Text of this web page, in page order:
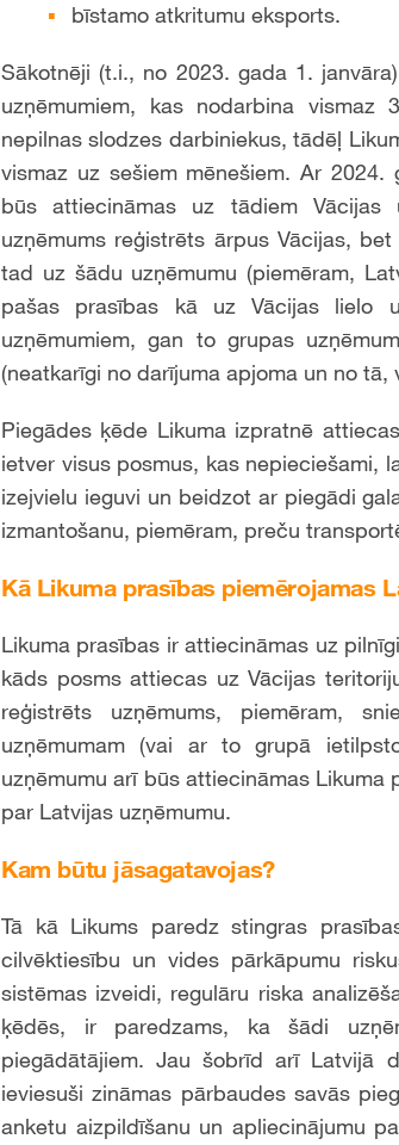
bīstamo atkritumu eksports.
Sākotnēji (t.i., no 2023. gada 1.
uzņēmumiem, kas nodarbina vismaz
nepilnas slodzes darbiniekus, tādēļ
vismaz uz sešiem mēnešiem. Ar 2024.
būs attiecināmas uz tādiem Vācijas
uzņēmums reģistrēts ārpus Vācijas,
tad uz šādu uzņēmumu (piemēram,
pašas prasības kā uz Vācijas lielo
uzņēmumiem, gan to grupas
(neatkarīgi no darījuma apjoma un no
Piegādes ķēde Likuma izpratnē
ietver visus posmus, kas nepieciešami,
izejvielu ieguvi un beidzot ar piegādi
izmantošanu, piemēram, preču
Kā Likuma prasības piemērojamas
Likuma prasības ir attiecināmas uz
kāds posms attiecas uz Vācijas
reģistrēts uzņēmums, piemēram,
uzņēmumam (vai ar to grupā
uzņēmumu arī būs attiecināmas Likuma
par Latvijas uzņēmumu.
Kam būtu jāsagatavojas?
Tā kā Likums paredz stingras
cilvēktiesību un vides pārkāpumu
sistēmas izveidi, regulāru riska
ķēdēs, ir paredzams, ka šādi
piegādātājiem. Jau šobrīd arī Latvijā
ieviesuši zināmas pārbaudes savās
anketu aizpildīšanu un apliecinājumu